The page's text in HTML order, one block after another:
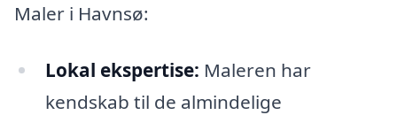
Maler i Havnsø:
Lokal ekspertise: Maleren har
kendskab til de almindelige